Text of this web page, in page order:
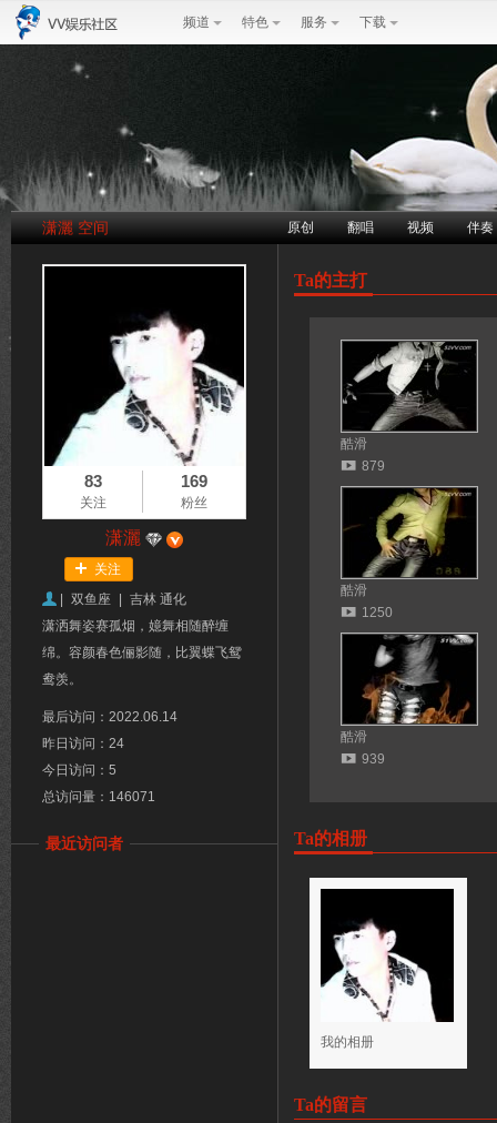
频道 特色 服务 下载
潇灑 空间 原创 翻唱 视频 伴奏
83
关注
169
粉丝
潇灑
关注
双鱼座
吉林 通化
潇洒舞姿赛孤烟，嬑舞相随醉缠
绵。容颜春色俪影随，比翼蝶飞鸳
鸯羡。
最后访问：2022.06.14
昨日访问：24
今日访问：5
总访问量：146071
最近访问者
Ta的主打
酷滑
879
酷滑
1250
酷滑
939
Ta的相册
我的相册
Ta的留言